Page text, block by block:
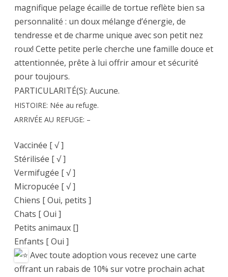
magnifique pelage écaille de tortue reflète bien sa
personnalité : un doux mélange d’énergie, de
tendresse et de charme unique avec son petit nez
roux! Cette petite perle cherche une famille douce et
attentionnée, prête à lui offrir amour et sécurité
pour toujours.
PARTICULARITÉ(S): Aucune.
HISTOIRE: Née au refuge.
ARRIVÉE AU REFUGE: –
Vaccinée [ √ ]
Stérilisée [ √ ]
Vermifugée [ √ ]
Micropucée [ √ ]
Chiens [ Oui, petits ]
Chats [ Oui ]
Petits animaux []
Enfants [ Oui ]
Avec toute adoption vous recevez une carte
offrant un rabais de 10% sur votre prochain achat